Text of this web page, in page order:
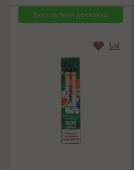
Бесплатная доставка